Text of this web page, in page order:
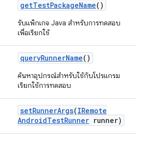
getTestPackageName()
รับแพ็กเกจ Java สำหรับการทดสอบ
เพื่อเรียกใช้
queryRunnerName()
ค้นหาอุปกรณ์สำหรับใช้กับโปรแกรม
เรียกใช้การทดสอบ
setRunnerArgs(IRemote
AndroidTestRunner runner)